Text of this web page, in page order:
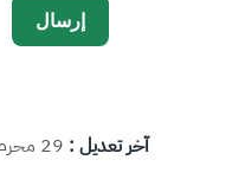
آخر تعديل : 29 محرم 1433 هـ 12:42 م